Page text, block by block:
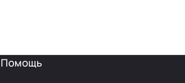
Помощь